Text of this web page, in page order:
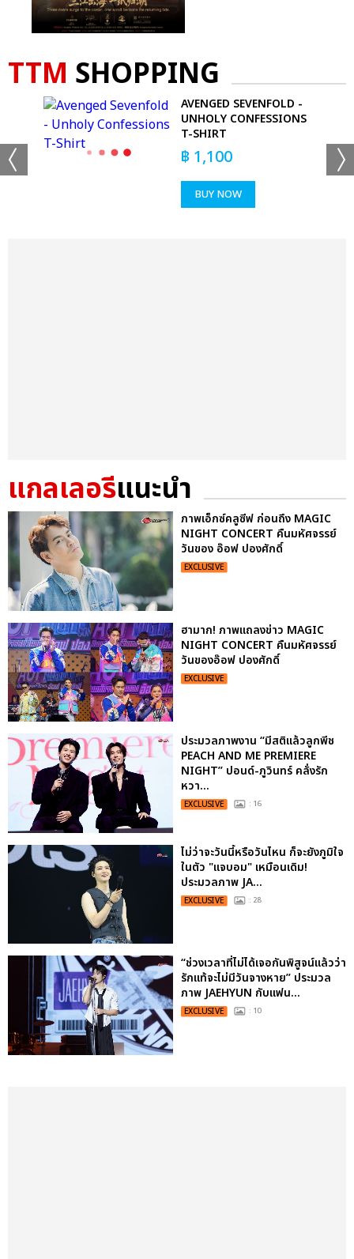
TTM SHOPPING
AVENGED SEVENFOLD -
UNHOLY CONFESSIONS
T-SHIRT
฿ 1,100
BUY NOW
แกลเลอรีแนะนำ
ภาพเอ็กซ์คลูซีฟ ก่อนถึง MAGIC
NIGHT CONCERT คืนมหัศจรรย์
วันของ อ๊อฟ ปองศักดิ์
EXCLUSIVE
ฮามาก! ภาพแถลงข่าว MAGIC
NIGHT CONCERT คืนมหัศจรรย์
วันของอ๊อฟ ปองศักดิ์
EXCLUSIVE
ประมวลภาพงาน “มีสติแล้วลูกพีช
PEACH AND ME PREMIERE
NIGHT” ปอนด์-ภูวินทร์ คลั่งรัก
หวา...
EXCLUSIVE : 16
ไม่ว่าจะวันนี้หรือวันไหน ก็จะยังภูมิใจ
ในตัว "แจบอม" เหมือนเดิม!
ประมวลภาพ JA...
EXCLUSIVE : 28
“ช่วงเวลาที่ไม่ได้เจอกันพิสูจน์แล้วว่า
รักแท้จะไม่มีวันจางหาย” ประมวล
ภาพ JAEHYUN กับแฟน...
EXCLUSIVE : 10